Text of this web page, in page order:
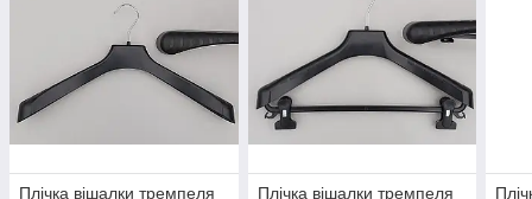
Плічка вішалки тремпеля
Плічка вішалки тремпеля